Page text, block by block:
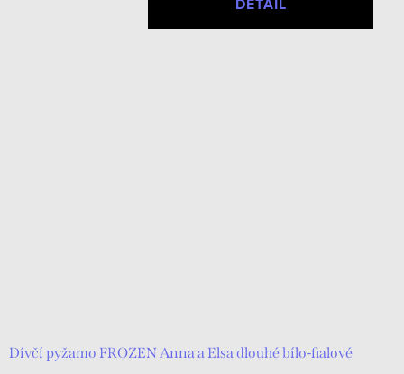
Dívčí pyžamo FROZEN Anna a Elsa dlouhé bílo-fialové